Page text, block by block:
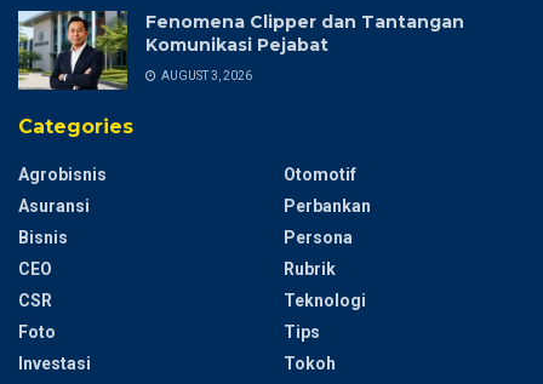
Fenomena Clipper dan Tantangan
Komunikasi Pejabat
AUGUST 3, 2026
Categories
Agrobisnis
Asuransi
Bisnis
CEO
CSR
Foto
Investasi
Otomotif
Perbankan
Persona
Rubrik
Teknologi
Tips
Tokoh